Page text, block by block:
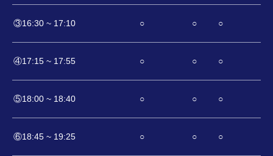
③16:30 ~ 17:10 ○ ○ ○
④17:15 ~ 17:55 ○ ○ ○
⑤18:00 ~ 18:40 ○ ○ ○
⑥18:45 ~ 19:25 ○ ○ ○